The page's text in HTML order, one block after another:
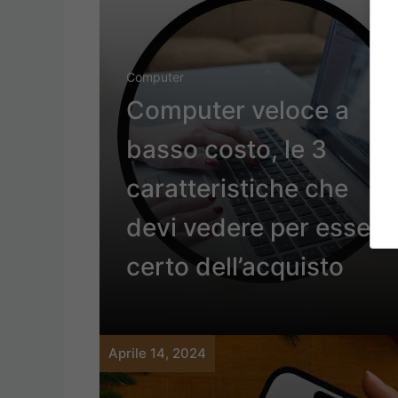
Computer
Computer veloce a
basso costo, le 3
caratteristiche che
devi vedere per essere
certo dell’acquisto
Aprile 14, 2024